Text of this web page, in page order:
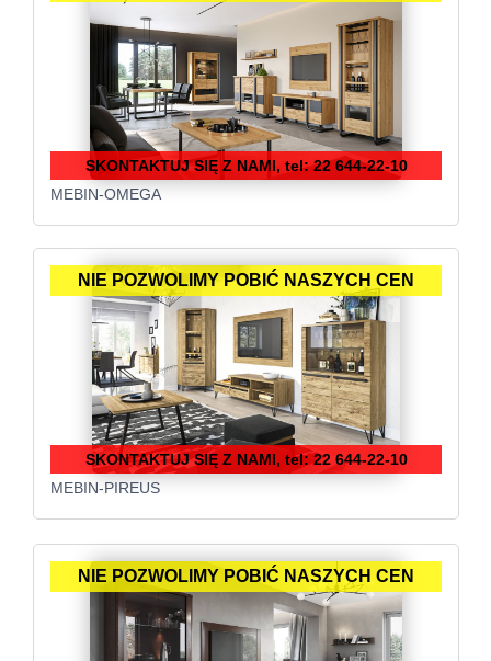
SKONTAKTUJ SIĘ Z NAMI, tel: 22 644-22-10
MEBIN-OMEGA
NIE POZWOLIMY POBIĆ NASZYCH CEN
SKONTAKTUJ SIĘ Z NAMI, tel: 22 644-22-10
MEBIN-PIREUS
NIE POZWOLIMY POBIĆ NASZYCH CEN